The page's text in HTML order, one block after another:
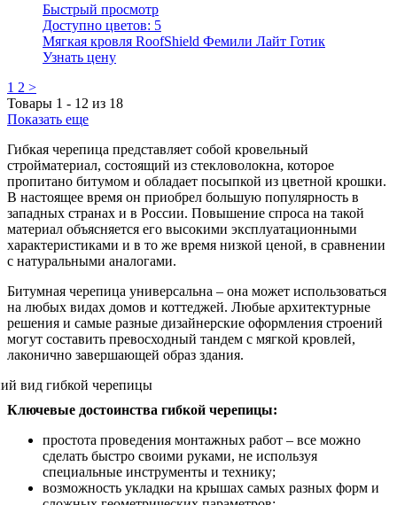
Быстрый просмотр
Доступно цветов: 5
Мягкая кровля RoofShield Фемили Лайт Готик
Узнать цену
1 2 >
Товары 1 - 12 из 18
Показать еще
Гибкая черепица представляет собой кровельный
стройматериал, состоящий из стекловолокна, которое
пропитано битумом и обладает посыпкой из цветной крошки.
В настоящее время он приобрел большую популярность в
западных странах и в России. Повышение спроса на такой
материал объясняется его высокими эксплуатационными
характеристиками и в то же время низкой ценой, в сравнении
с натуральными аналогами.
Битумная черепица универсальна – она может использоваться
на любых видах домов и коттеджей. Любые архитектурные
решения и самые разные дизайнерские оформления строений
могут составить превосходный тандем с мягкой кровлей,
лаконично завершающей образ здания.
Ключевые достоинства гибкой черепицы:
простота проведения монтажных работ – все можно
сделать быстро своими руками, не используя
специальные инструменты и технику;
возможность укладки на крышах самых разных форм и